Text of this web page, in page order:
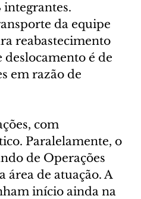
integrantes.
da equipe
reabastecimento
deslocamento é de
em razão de
com
Paralelamente, o
de Operações
área de atuação. A
início ainda na